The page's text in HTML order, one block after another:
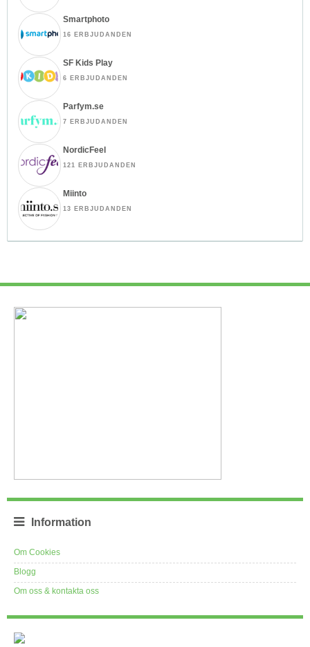
Smartphoto
16 ERBJUDANDEN
SF Kids Play
6 ERBJUDANDEN
Parfym.se
7 ERBJUDANDEN
NordicFeel
121 ERBJUDANDEN
Miinto
13 ERBJUDANDEN
Information
Om Cookies
Blogg
Om oss & kontakta oss